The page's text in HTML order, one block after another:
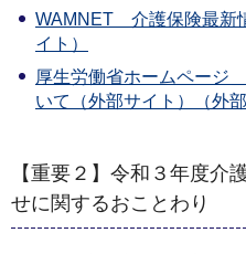
WAMNET＿介護保険最新
イト）
厚生労働省ホームページ
いて（外部サイト）（外部
【重要２】令和３年度介
せに関するおことわり